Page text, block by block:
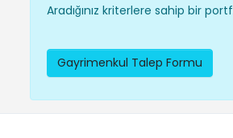
Aradığınız kriterlere sahip bir
Gayrimenkul Talep Formu